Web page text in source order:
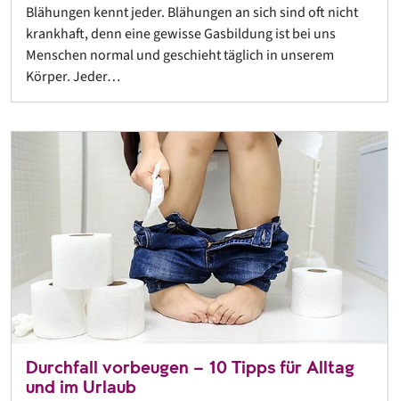
Blähungen kennt jeder. Blähungen an sich sind oft nicht
krankhaft, denn eine gewisse Gasbildung ist bei uns
Menschen normal und geschieht täglich in unserem
Körper. Jeder…
Durchfall vorbeugen – 10 Tipps für Alltag
und im Urlaub